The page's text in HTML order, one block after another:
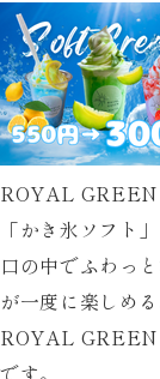
ROYAL GREEN
「かき氷ソフト
口の中でふわっ
が一度に楽しめる
ROYAL GREEN
です。